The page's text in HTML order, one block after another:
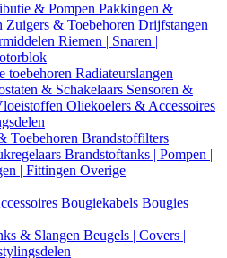
& Pompen Pakkingen &
Zuigers & Toebehoren Drijfstangen
Riemen | Snaren |
toebehoren Radiateurslangen
& Schakelaars Sensoren &
Oliekoelers & Accessoires
Toebehoren Brandstoffilters
Brandstoftanks | Pompen |
| Fittingen Overige
Bougiekabels Bougies
& Slangen Beugels | Covers |